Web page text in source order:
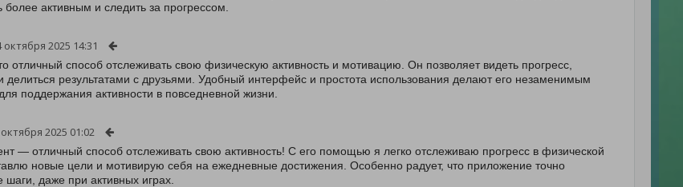
более активным и следить за прогрессом.
октября 2025 14:31
отличный способ отслеживать свою физическую активность и мотивацию. Он позволяет видеть прогресс,
делиться результатами с друзьями. Удобный интерфейс и простота использования делают его незаменимым
поддержания активности в повседневной жизни.
2025 01:02
— отличный способ отслеживать свою активность! С его помощью я легко отслеживаю прогресс в физической
новые цели и мотивирую себя на ежедневные достижения. Особенно радует, что приложение точно
шаги, даже при активных играх.